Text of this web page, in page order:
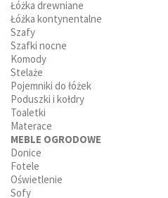
Łóżka drewniane
Łóżka kontynentalne
Szafy
Szafki nocne
Komody
Stelaże
Pojemniki do łóżek
Poduszki i kołdry
Toaletki
Materace
MEBLE OGRODOWE
Donice
Fotele
Oświetlenie
Sofy